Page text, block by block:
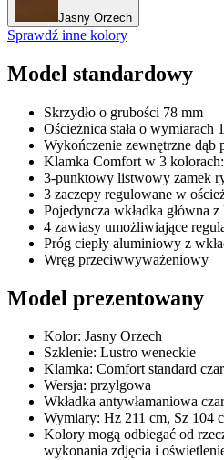
Jasny Orzech
Sprawdź inne kolory
Model standardowy
Skrzydło o grubości 78 mm
Ościeżnica stała o wymiarach
Wykończenie zewnętrzne dąb
Klamka Comfort w 3
3-punktowy listwowy zamek
3 zaczepy regulowane w
Pojedyncza wkładka główna
4 zawiasy umożliwiające
Próg ciepły aluminiowy z
Wręg przeciwwyważeniowy
Model prezentowany
Kolor: Jasny Orzech
Szklenie: Lustro weneckie
Klamka: Comfort standard
Wersja: przylgowa
Wkładka antywłamaniowa
Wymiary: Hz 211 cm, Sz 104
Kolory mogą odbiegać od
wykonania zdjęcia i